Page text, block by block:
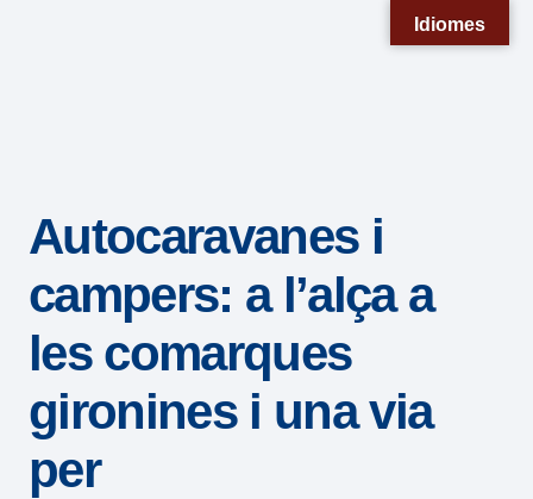
sistema
accesibilidad.
Autocaravanes i
campers: a l’alça a
les comarques
gironines i una via
per
Idiomes